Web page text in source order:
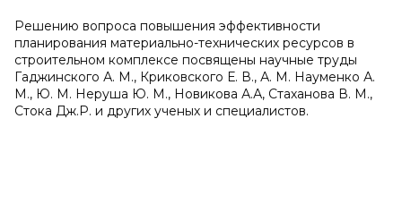
Решению вопроса повышения эффективности
планирования материально-технических ресурсов в
строительном комплексе посвящены научные труды
Гаджинского А. М., Криковского Е. В., А. М. Науменко А.
М., Ю. М. Неруша Ю. М., Новикова А.А, Стаханова В. М.,
Стока Дж.Р. и других ученых и специалистов.